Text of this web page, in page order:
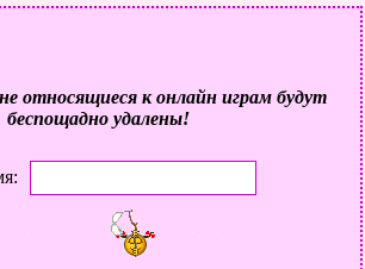
относящиеся к онлайн играм будут
беспощадно удалены!